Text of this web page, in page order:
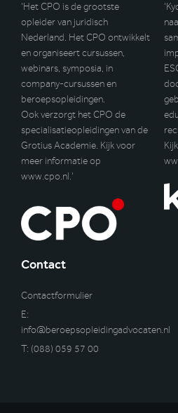
‘Het CPO is de grootste
opleider van juridisch
Nederland. Het CPO ontwikkelt
en organiseert cursussen,
webinars, symposia, in
company-cursussen en
beroepsopleidingen.
Ook verzorgt het CPO de
specialisatieopleidingen van de
Grotius Academie. Kijk voor
meer informatie op
www.cpo.nl.’
Contact
Contactformulier
E:
info@beroepsopleidingadvocaten.nl
T: (088) 059 57 00